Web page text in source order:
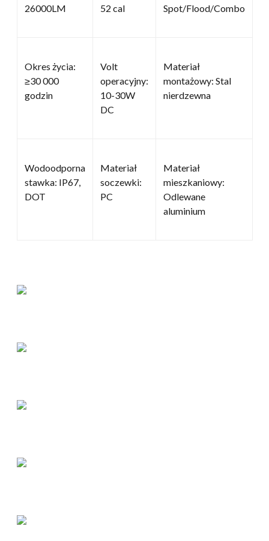
26000LM
52 cal
Spot/Flood/Combo
Okres życia:
≥30 000
godzin
Volt
operacyjny:
10-30W
DC
Materiał
montażowy: Stal
nierdzewna
Wodoodporna
stawka: IP67,
DOT
Materiał
soczewki:
PC
Materiał
mieszkaniowy:
Odlewane
aluminium